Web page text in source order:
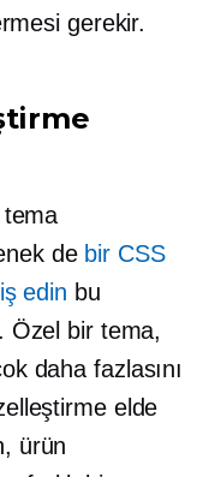
gerekir.
tema
de bir CSS
edin bu
Özel bir tema,
daha fazlasını
elde
ürün